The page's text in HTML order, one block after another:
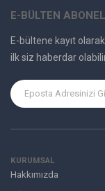
E-BÜLTEN
E-bültene kayıt
ilk siz haberdar
KURUMSAL
Hakkımızda